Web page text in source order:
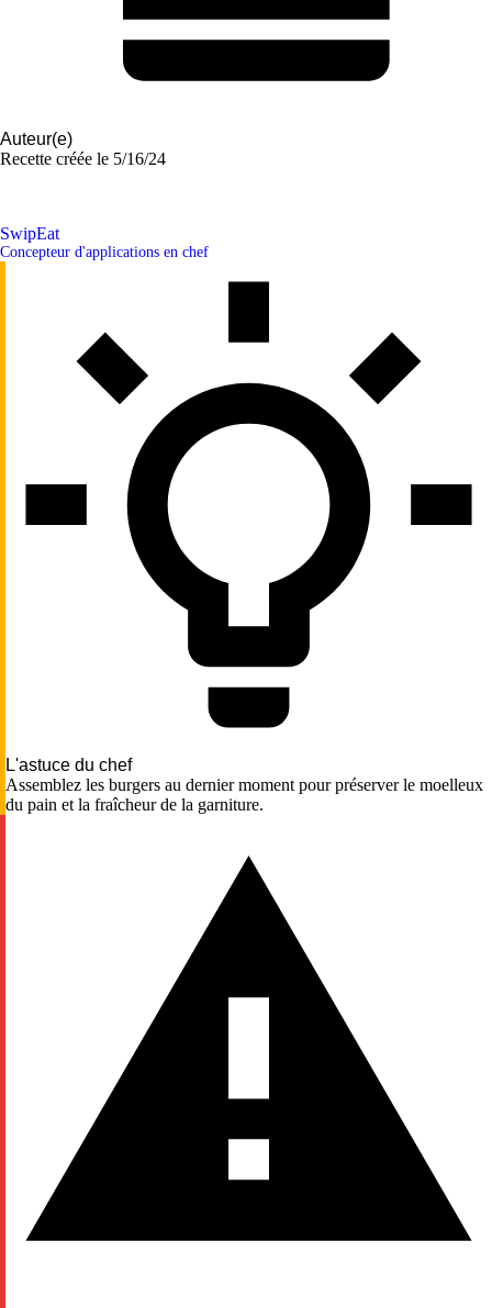
Auteur(e)
Recette créée le 5/16/24
SwipEat
Concepteur d'applications en chef
L'astuce du chef
Assemblez les burgers au dernier moment pour préserver le moelleux
du pain et la fraîcheur de la garniture.